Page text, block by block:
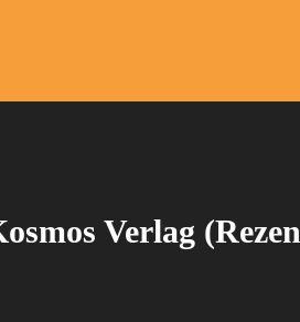
Verlag